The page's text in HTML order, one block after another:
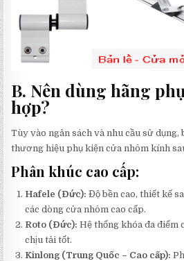
B. Nên dùng hãng
hợp?
Tùy vào ngân sách và nhu cầu sử dụng,
thương hiệu phụ kiện cửa nhôm kính
Phân khúc cao cấp:
Hafele (Đức): Độ bền cao, thiết kế
các dòng cửa nhôm cao cấp.
Roto (Đức): Hệ thống khóa đa điểm
chịu tải tốt.
Kinlong (Trung Quốc – Cao cấp):